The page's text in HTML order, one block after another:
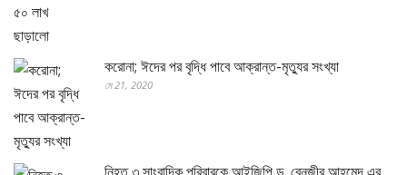
করোনা; ঈদের পর বৃদ্ধি পাবে আক্রান্ত-মৃত্যুর সংখ্যা
মে 21, 2020